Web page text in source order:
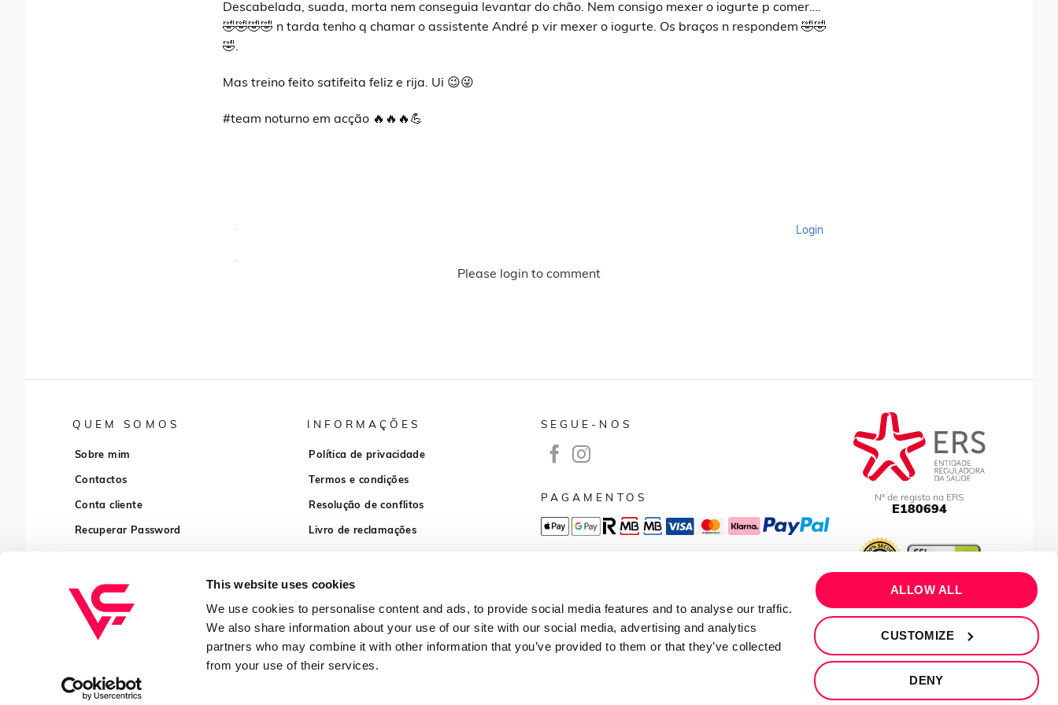
This website uses cookies
We use cookies to personalise content and ads, to provide social media features and to analyse our traffic.
We also share information about your use of our site with our social media, advertising and analytics
partners who may combine it with other information that you’ve provided to them or that they’ve collected
from your use of their services.
ALLOW ALL
CUSTOMIZE
DENY
Descabelada, suada, morta nem conseguia levantar do chão. Nem consigo mexer o iogurte p comer….
🤣🤣🤣🤣 n tarda tenho q chamar o assistente André p vir mexer o iogurte. Os braços n respondem 🤣🤣
🤣.
Mas treino feito satifeita feliz e rija. Ui 😉😜
#team noturno em acção 🔥🔥🔥💪
Login
Please login to comment
QUEM SOMOS
Sobre mim
Contactos
Conta cliente
Recuperar Password
INFORMAÇÕES
Política de privacidade
Termos e condições
Resolução de conflitos
Livro de reclamações
SEGUE-NOS
PAGAMENTOS Nº de registo na ERS
E180694